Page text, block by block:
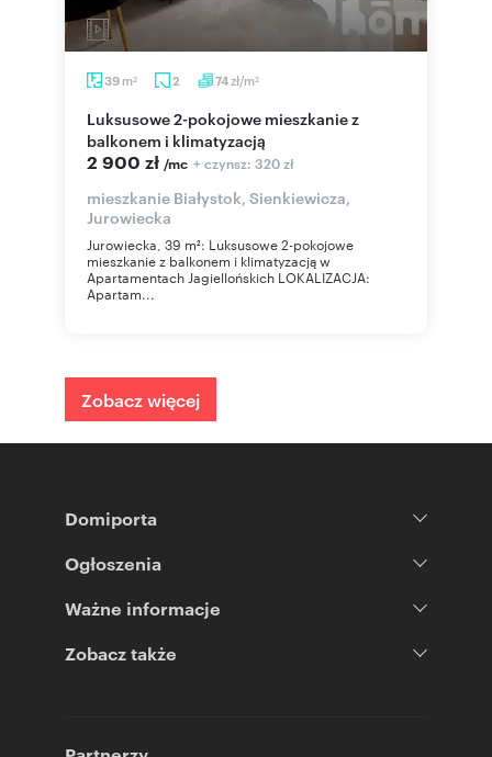
39 m2 2 74zł/m2
Luksusowe 2-pokojowe mieszkanie z
balkonem i klimatyzacją
2 900 zł /mc + czynsz: 320 zł
mieszkanie Białystok, Sienkiewicza,
Jurowiecka
Jurowiecka, 39 m²: Luksusowe 2-pokojowe
mieszkanie z balkonem i klimatyzacją w
Apartamentach Jagiellońskich LOKALIZACJA:
Apartam...
Zobacz więcej
Domiporta
Ogłoszenia
Ważne informacje
Zobacz także